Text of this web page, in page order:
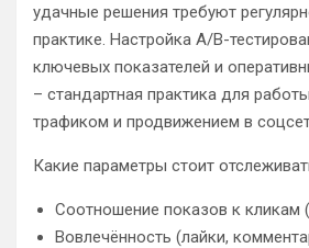
удачные решения требуют
практике. Настройка A/B-
ключевых показателей и
– стандартная практика для
трафиком и продвижением в
Какие параметры стоит
Соотношение показов к кликам
Вовлечённость (лайки,